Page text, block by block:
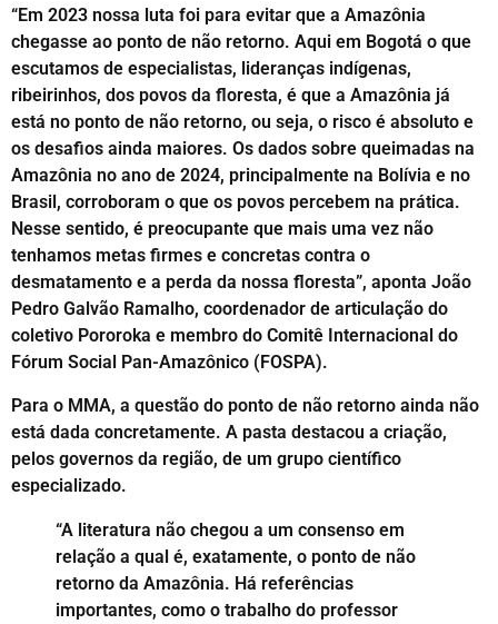
“Em 2023 nossa luta foi para evitar que a Amazônia
chegasse ao ponto de não retorno. Aqui em Bogotá o que
escutamos de especialistas, lideranças indígenas,
ribeirinhos, dos povos da floresta, é que a Amazônia já
está no ponto de não retorno, ou seja, o risco é absoluto e
os desafios ainda maiores. Os dados sobre queimadas na
Amazônia no ano de 2024, principalmente na Bolívia e no
Brasil, corroboram o que os povos percebem na prática.
Nesse sentido, é preocupante que mais uma vez não
tenhamos metas firmes e concretas contra o
desmatamento e a perda da nossa floresta”, aponta João
Pedro Galvão Ramalho, coordenador de articulação do
coletivo Pororoka e membro do Comitê Internacional do
Fórum Social Pan-Amazônico (FOSPA).
Para o MMA, a questão do ponto de não retorno ainda não
está dada concretamente. A pasta destacou a criação,
pelos governos da região, de um grupo científico
especializado.
“A literatura não chegou a um consenso em
relação a qual é, exatamente, o ponto de não
retorno da Amazônia. Há referências
importantes, como o trabalho do professor